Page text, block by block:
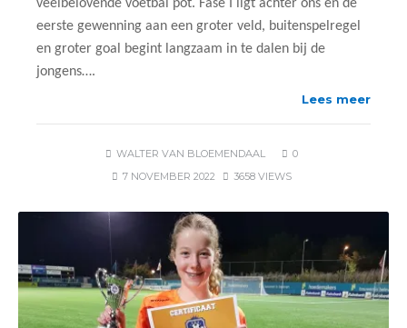
veelbelovende voetbal pot. Fase I ligt achter ons en de
eerste gewenning aan een groter veld, buitenspelregel
en groter goal begint langzaam in te dalen bij de
jongens….
Lees meer
WALTER VAN BLOEMENDAAL
0
7 NOVEMBER 2022
3658 VIEWS